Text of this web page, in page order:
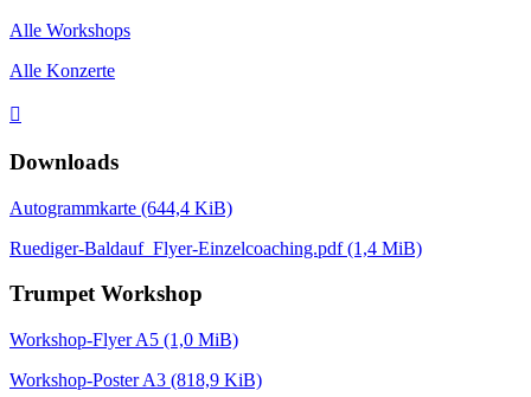
Alle Workshops
Alle Konzerte

Downloads
Autogrammkarte (644,4 KiB)
Ruediger-Baldauf_Flyer-Einzelcoaching.pdf(1,4 MiB)
Trumpet Workshop
Workshop-Flyer A5 (1,0 MiB)
Workshop-Poster A3 (818,9 KiB)